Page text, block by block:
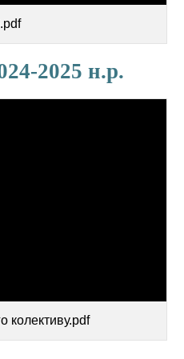
2025 н.р.
колективу.pdf